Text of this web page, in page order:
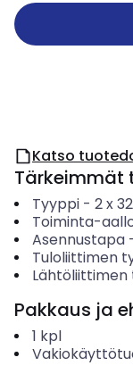
Katso
Tärkeimmät
Tyyppi- 2 x 32
Toiminta-
Asennustapa
Tuloliittimen
Pakkaus ja
1 kpl